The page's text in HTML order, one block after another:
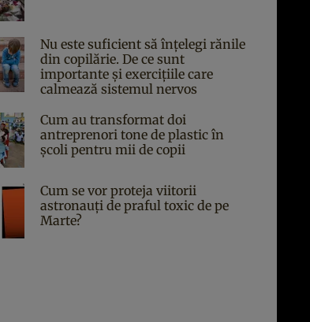
Nu este suficient să înțelegi rănile
din copilărie. De ce sunt
importante și exercițiile care
calmează sistemul nervos
Cum au transformat doi
antreprenori tone de plastic în
școli pentru mii de copii
Cum se vor proteja viitorii
astronauți de praful toxic de pe
Marte?